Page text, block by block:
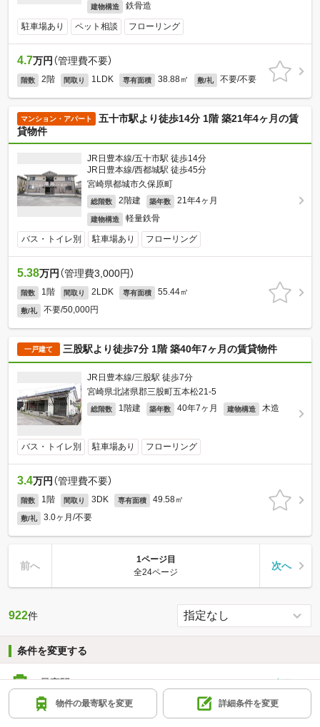
建物構造 鉄骨造
駐車場あり ペット相談 フローリング
4.7万円 （管理費不要）
階数 2階 間取り 1LDK 専有面積 38.88㎡ 敷/礼 不要/不要
マンション・アパート
五十市駅より徒歩14分 1階 築21年4ヶ月の賃
貸物件
JR日豊本線/五十市駅 徒歩14分
JR日豊本線/西都城駅 徒歩45分
宮崎県都城市久保原町
総階数 2階建 築年数 21年4ヶ月
建物構造 軽量鉄骨
バス・トイレ別 駐車場あり フローリング
5.38万円 （管理費3,000円）
階数 1階 間取り 2LDK 専有面積 55.44㎡
敷/礼 不要/50,000円
一戸建て 三股駅より徒歩7分 1階 築40年7ヶ月の賃貸物件
JR日豊本線/三股駅 徒歩7分
宮崎県北諸県郡三股町五本松21-5
総階数 1階建 築年数 40年7ヶ月 建物構造 木造
バス・トイレ別 駐車場あり フローリング
3.4万円 （管理費不要）
階数 1階 間取り 3DK 専有面積 49.58㎡
敷/礼 3.0ヶ月/不要
前へ
1ページ目
全24ページ
次へ
922件
条件を変更する
最寄駅 - 変更する
物件の最寄駅を変更 詳細条件を変更